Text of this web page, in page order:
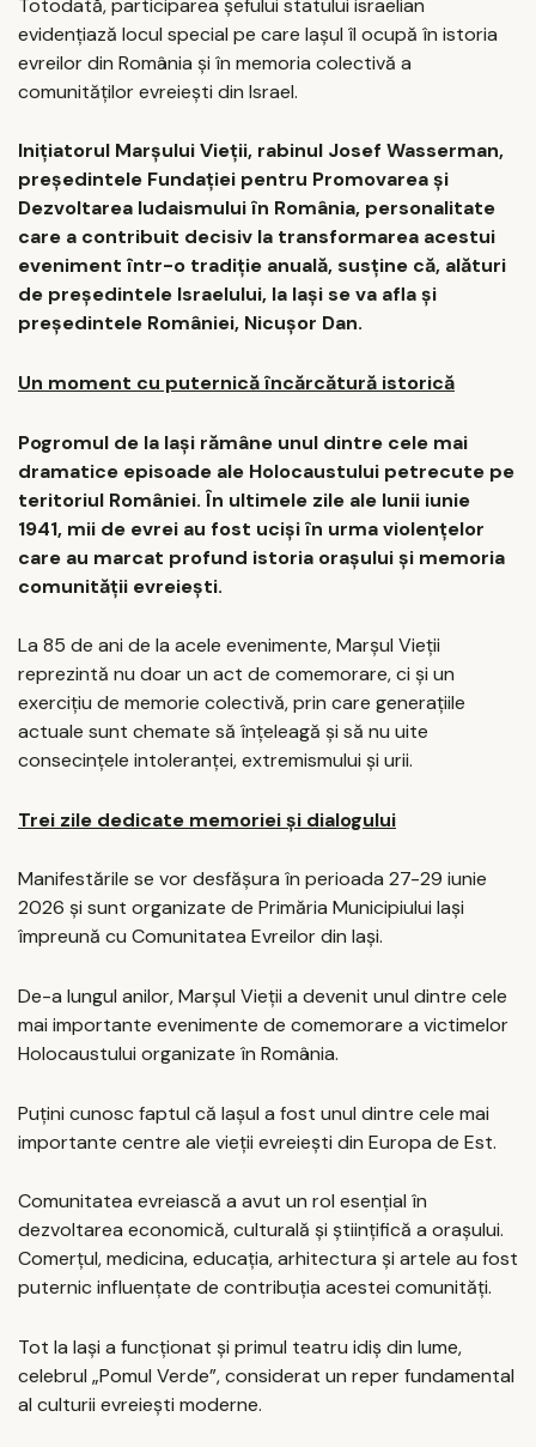
Totodată, participarea șefului statului israelian
evidențiază locul special pe care Iașul îl ocupă în istoria
evreilor din România și în memoria colectivă a
comunităților evreiești din Israel.
Inițiatorul Marșului Vieții, rabinul Josef Wasserman,
președintele Fundației pentru Promovarea și
Dezvoltarea Iudaismului în România, personalitate
care a contribuit decisiv la transformarea acestui
eveniment într-o tradiție anuală, susține că, alături
de președintele Israelului, la Iași se va afla și
președintele României, Nicușor Dan.
Un moment cu puternică încărcătură istorică
Pogromul de la Iași rămâne unul dintre cele mai
dramatice episoade ale Holocaustului petrecute pe
teritoriul României. În ultimele zile ale lunii iunie
1941, mii de evrei au fost uciși în urma violențelor
care au marcat profund istoria orașului și memoria
comunității evreiești.
La 85 de ani de la acele evenimente, Marșul Vieții
reprezintă nu doar un act de comemorare, ci și un
exercițiu de memorie colectivă, prin care generațiile
actuale sunt chemate să înțeleagă și să nu uite
consecințele intoleranței, extremismului și urii.
Trei zile dedicate memoriei și dialogului
Manifestările se vor desfășura în perioada 27-29 iunie
2026 și sunt organizate de Primăria Municipiului Iași
împreună cu Comunitatea Evreilor din Iași.
De-a lungul anilor, Marșul Vieții a devenit unul dintre cele
mai importante evenimente de comemorare a victimelor
Holocaustului organizate în România.
Puțini cunosc faptul că Iașul a fost unul dintre cele mai
importante centre ale vieții evreiești din Europa de Est.
Comunitatea evreiască a avut un rol esențial în
dezvoltarea economică, culturală și științifică a orașului.
Comerțul, medicina, educația, arhitectura și artele au fost
puternic influențate de contribuția acestei comunități.
Tot la Iași a funcționat și primul teatru idiș din lume,
celebrul „Pomul Verde”, considerat un reper fundamental
al culturii evreiești moderne.